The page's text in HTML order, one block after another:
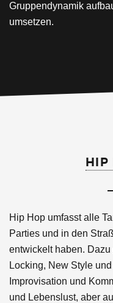
Gruppendynamik
umsetzen.
HIP
Hip Hop umfasst alle
Parties und in den
entwickelt haben.
Locking, New Style
Improvisation und
und Lebenslust, aber